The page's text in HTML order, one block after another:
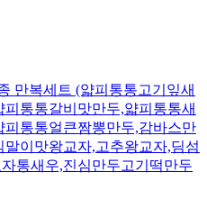
만복세트 (얇피통통고기잎새
통통갈비맛만두,얇피통통새
통통얼큰짬뽕만두,감바스만
이맛왕교자,고추왕교자,딤섬
통새우,진심만두고기떡만두